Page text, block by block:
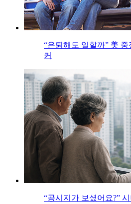
“은퇴해도 일할까” 美
커
“공시지가 보셨어요?”